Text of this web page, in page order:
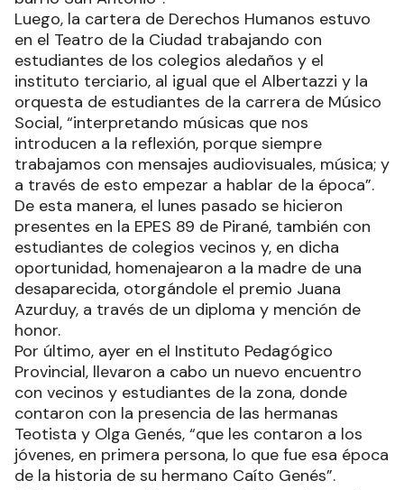
Luego, la cartera de Derechos Humanos estuvo
en el Teatro de la Ciudad trabajando con
estudiantes de los colegios aledaños y el
instituto terciario, al igual que el Albertazzi y la
orquesta de estudiantes de la carrera de Músico
Social, “interpretando músicas que nos
introducen a la reflexión, porque siempre
trabajamos con mensajes audiovisuales, música; y
a través de esto empezar a hablar de la época”.
De esta manera, el lunes pasado se hicieron
presentes en la EPES 89 de Pirané, también con
estudiantes de colegios vecinos y, en dicha
oportunidad, homenajearon a la madre de una
desaparecida, otorgándole el premio Juana
Azurduy, a través de un diploma y mención de
honor.
Por último, ayer en el Instituto Pedagógico
Provincial, llevaron a cabo un nuevo encuentro
con vecinos y estudiantes de la zona, donde
contaron con la presencia de las hermanas
Teotista y Olga Genés, “que les contaron a los
jóvenes, en primera persona, lo que fue esa época
de la historia de su hermano Caíto Genés”.